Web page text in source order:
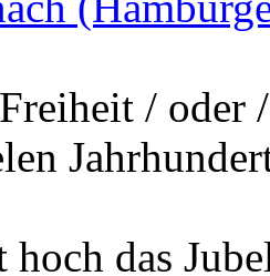
/ oder
das